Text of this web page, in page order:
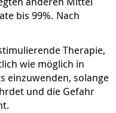
bis 99%. Nach
Therapie,
wie möglich in
einzuwenden, solange
und die Gefahr